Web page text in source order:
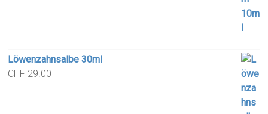
Löwenzahnsalbe 30ml
CHF 29.00